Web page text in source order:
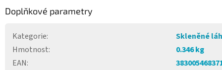
Doplňkové parametry
Kategorie:
Skleněné
Hmotnost:
0.346 kg
EAN: